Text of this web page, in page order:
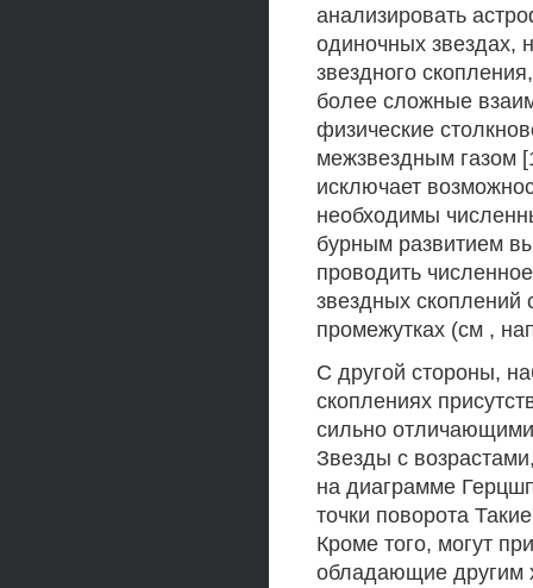
анализировать
одиночных звездах,
звездного
более сложные
физические
межзвездным газом
исключает
необходимы
бурным развитием
проводить
звездных
промежутках (см ,
С другой стороны,
скоплениях
сильно
Звезды с
на диаграмме
точки поворота
Кроме того, могут
обладающие другим